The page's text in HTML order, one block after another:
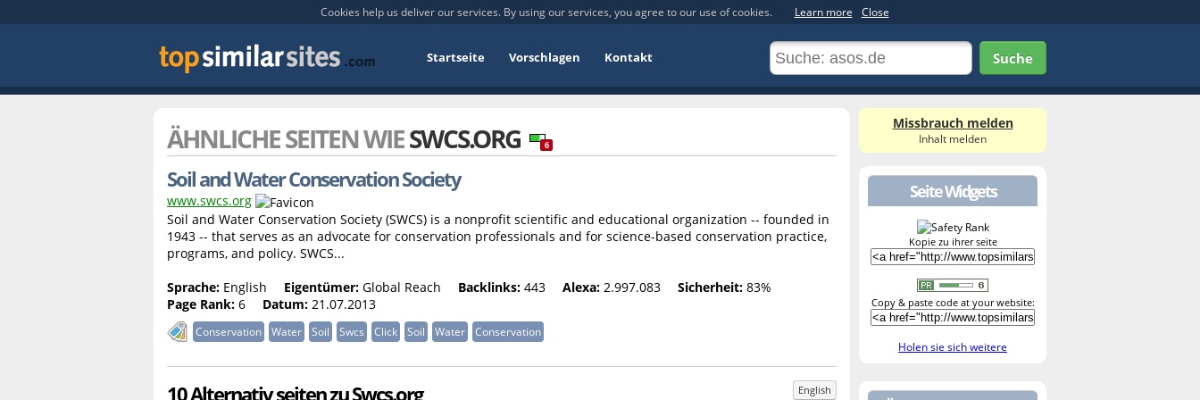
Cookies help us deliver our services. By using our services, you agree to our use of cookies. Learn more Close
Startseite Vorschlagen Kontakt Suche
ÄHNLICHE SEITEN WIESWCS.ORG 6
Soil and Water Conservation Society
www.swcs.org
Soil and Water Conservation Society (SWCS) is a nonprofit scientific and educational organization -- founded in
1943 -- that serves as an advocate for conservation professionals and for science-based conservation practice,
programs, and policy. SWCS...
Sprache: English Eigentümer: Global Reach Backlinks: 443 Alexa: 2.997.083 Sicherheit: 83%
Page Rank: 6 Datum: 21.07.2013
Conservation Water Soil Swcs Click Soil Water Conservation
10 Alternativ seiten zu Swcs.org English
Missbrauch melden
Inhalt melden
Seite Widgets
Kopie zu ihrer seite
Copy & paste code at your website:
Holen sie sich weitere